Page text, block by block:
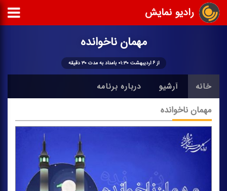
رادیو نمایش
مهمان ناخوانده
از ۶ اردیبهشت ۰۱:۳۰ بامداد به مدت ۳۰ دقیقه
خانه آرشیو درباره برنامه
مهمان ناخوانده